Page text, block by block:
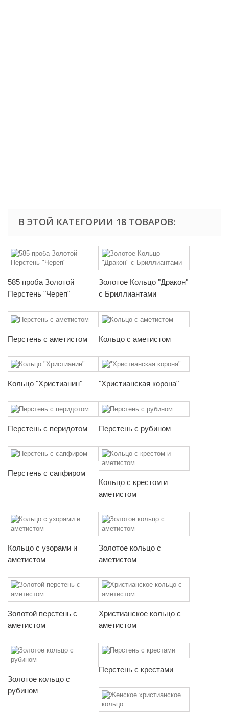
В ЭТОЙ КАТЕГОРИИ 18 ТОВАРОВ:
585 проба Золотой
Перстень "Череп"
Золотое Кольцо "Дракон"
с Бриллиантами
Перстень с аметистом Кольцо с аметистом
Кольцо "Христианин" "Христианская корона"
Перстень с перидотом Перстень с рубином
Перстень с сапфиром
Кольцо с крестом и
аметистом
Кольцо с узорами и
аметистом
Золотое кольцо с
аметистом
Золотой перстень с
аметистом
Христианское кольцо с
аметистом
Золотое кольцо с
рубином
Перстень с крестами